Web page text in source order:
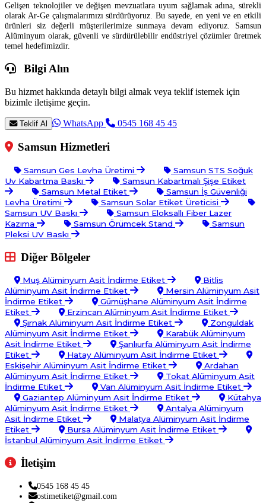
Gelişen teknolojiler ve değişen mevzuatlara uyum sağlamak adına, sürekli
olarak Ar-Ge çalışmalarımızı sürdürüyoruz. Bu sayede, en yeni ve en etkili
ürünleri siz değerli müşterilerimize sunmaya devam ediyoruz. Samsun
Alüminyum olarak, güvenli ve sürdürülebilir endüstriyel çözümler üretmek
temel hedefimizdir.
Bilgi Alın
Bu hizmet hakkında detaylı bilgi almak veya teklif istemek için
bizimle iletişime geçin.
Teklif Al WhatsApp 0545 168 45 45
Samsun Hizmetleri
Samsun Ges Levha Üretimi
Samsun STS Soğuk
Uv Kabartma Baskı
Samsun Kabartmalı Şişe Etiket
Samsun Metal Etiket
Samsun İş Güvenliği
Levha Üretimi
Samsun Solar Etiket Üreticisi
Samsun UV Baskı
Samsun Eloksallı Fiber Lazer
Kazıma
Samsun Örümcek Stand
Samsun
Pleksi UV Baskı
Diğer Bölgeler
Muş Alüminyum Asit İndirme Etiket
Bitlis
Alüminyum Asit İndirme Etiket
Mersin Alüminyum Asit
İndirme Etiket
Gümüşhane Alüminyum Asit İndirme
Etiket
Erzincan Alüminyum Asit İndirme Etiket
Şırnak Alüminyum Asit İndirme Etiket
Zonguldak
Alüminyum Asit İndirme Etiket
Karabük Alüminyum
Asit İndirme Etiket
Şanlıurfa Alüminyum Asit İndirme
Etiket
Hatay Alüminyum Asit İndirme Etiket
Eskişehir Alüminyum Asit İndirme Etiket
Ardahan
Alüminyum Asit İndirme Etiket
Tokat Alüminyum Asit
İndirme Etiket
Van Alüminyum Asit İndirme Etiket
Gaziantep Alüminyum Asit İndirme Etiket
Kütahya
Alüminyum Asit İndirme Etiket
Antalya Alüminyum
Asit İndirme Etiket
Malatya Alüminyum Asit İndirme
Etiket
Bursa Alüminyum Asit İndirme Etiket
İstanbul Alüminyum Asit İndirme Etiket
İletişim
0545 168 45 45
ostimetiket@gmail.com